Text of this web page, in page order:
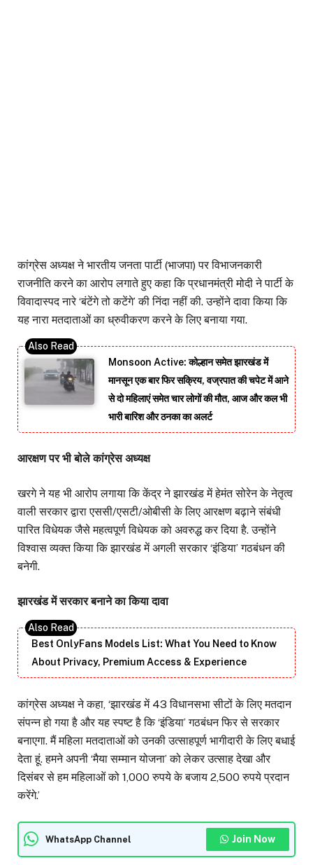
कांग्रेस अध्यक्ष ने भारतीय जनता पार्टी (भाजपा) पर विभाजनकारी
राजनीति करने का आरोप लगाते हुए कहा कि प्रधानमंत्री मोदी ने पार्टी के
विवादास्पद नारे ‘बंटेंगे तो कटेंगे’ की निंदा नहीं की. उन्होंने दावा किया कि
यह नारा मतदाताओं का ध्रुवीकरण करने के लिए बनाया गया.
Monsoon Active: कोल्हान समेत झारखंड में
मानसून एक बार फिर सक्रिय, वज्रपात की चपेट में आने
से दो महिलाएं समेत चार लोगों की मौत, आज और कल भी
भारी बारिश और ठनका का अलर्ट
आरक्षण पर भी बोले कांग्रेस अध्यक्ष
खरगे ने यह भी आरोप लगाया कि केंद्र ने झारखंड में हेमंत सोरेन के नेतृत्व
वाली सरकार द्वारा एससी/एसटी/ओबीसी के लिए आरक्षण बढ़ाने संबंधी
पारित विधेयक जैसे महत्वपूर्ण विधेयक को अवरुद्ध कर दिया है. उन्होंने
विश्वास व्यक्त किया कि झारखंड में अगली सरकार ‘इंडिया’ गठबंधन की
बनेगी.
झारखंड में सरकार बनाने का किया दावा
Best OnlyFans Models List: What You Need to Know
About Privacy, Premium Access & Experience
कांग्रेस अध्यक्ष ने कहा, ‘झारखंड में 43 विधानसभा सीटों के लिए मतदान
संपन्न हो गया है और यह स्पष्ट है कि ‘इंडिया’ गठबंधन फिर से सरकार
बनाएगा. मैं महिला मतदाताओं को उनकी उत्साहपूर्ण भागीदारी के लिए बधाई
देता हूं. हमने अपनी ‘मैया सम्मान योजना’ को लेकर उत्साह देखा और
दिसंबर से हम महिलाओं को 1,000 रुपये के बजाय 2,500 रुपये प्रदान
करेंगे.’
WhatsApp Channel Join Now